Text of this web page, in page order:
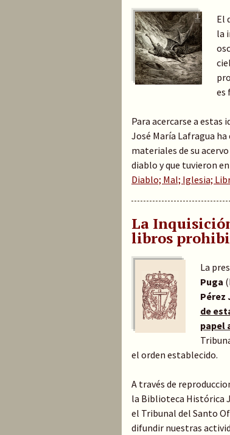
El
la
es
Para acercarse a estas
José María Lafragua
materiales de su acervo
diablo y que tuvieron
Diablo; Mal; Iglesia;
La
libros
La
Puga
Pérez
de
papel
el orden establecido.
A través de
la Biblioteca Histórica
el Tribunal del Santo
difundir nuestras